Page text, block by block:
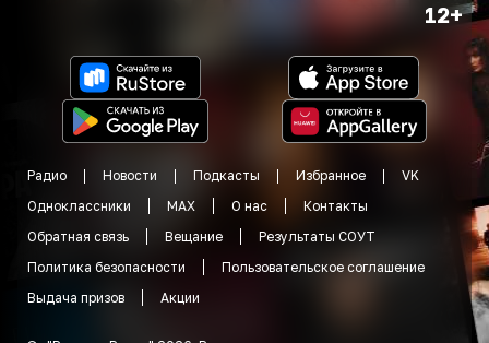
12+
Радио Новости Подкасты Избранное
VK
Одноклассники
MAX О нас
Контакты
Обратная связь
Вещание
Результаты СОУТ
Политика безопасности
Пользовательское соглашение
Выдача призов
Акции